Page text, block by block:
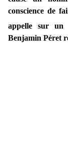
conscience de
appelle sur un
Benjamin Péret